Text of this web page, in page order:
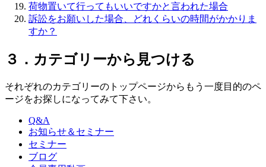
荷物置いて行ってもいいですかと言われた場合
訴訟をお願いした場合、どれくらいの時間がかかりま
すか？
３．カテゴリーから見つける
それぞれのカテゴリーのトップページからもう一度目的のペ
ージをお探しになってみて下さい。
Q&A
お知らせ＆セミナー
セミナー
ブログ